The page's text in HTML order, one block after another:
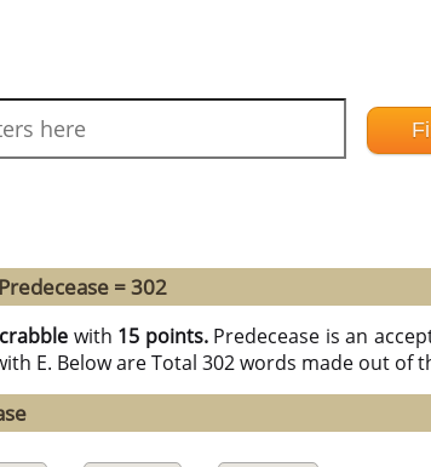
= 302
with 15 points. Predecease is an
E. Below are Total 302 words made out of